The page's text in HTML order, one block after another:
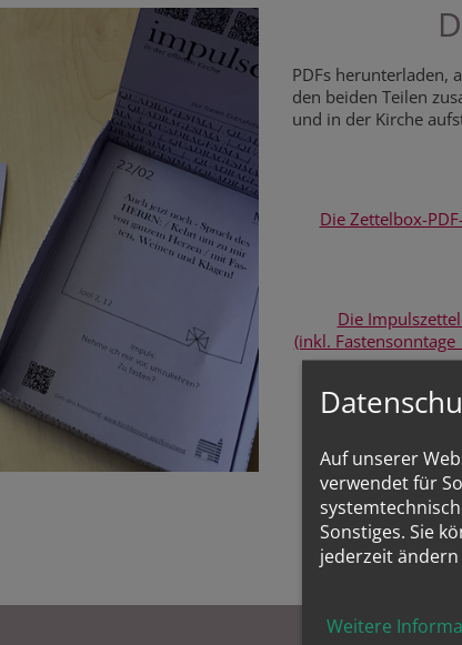
PDFs herunterladen,
den beiden Teilen
und in der Kirche
Die Zettelbox-
Die
(inkl.
Plakat
Auf unserer
verwendet für
Sonstiges. Sie
jederzeit
Weitere